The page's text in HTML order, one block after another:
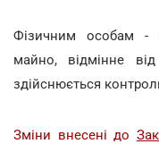
Фізичним особам -
майно, відмінне
здійснюється
Зміни внесені до